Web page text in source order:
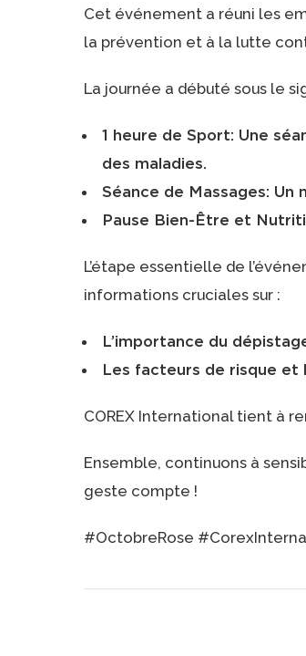
Cet événement a réuni les
la prévention et à la lutte
La journée a débuté sous le
1 heure de Sport: Une
des maladies.
Séance de Massages:
Pause Bien-Être et
L’étape essentielle de
informations cruciales sur :
L’importance du
Les facteurs de risque et
COREX International tient à
Ensemble, continuons à
geste compte !
#OctobreRose